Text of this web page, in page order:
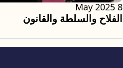
الفلاح والسلطة والقانون
8 May 2025